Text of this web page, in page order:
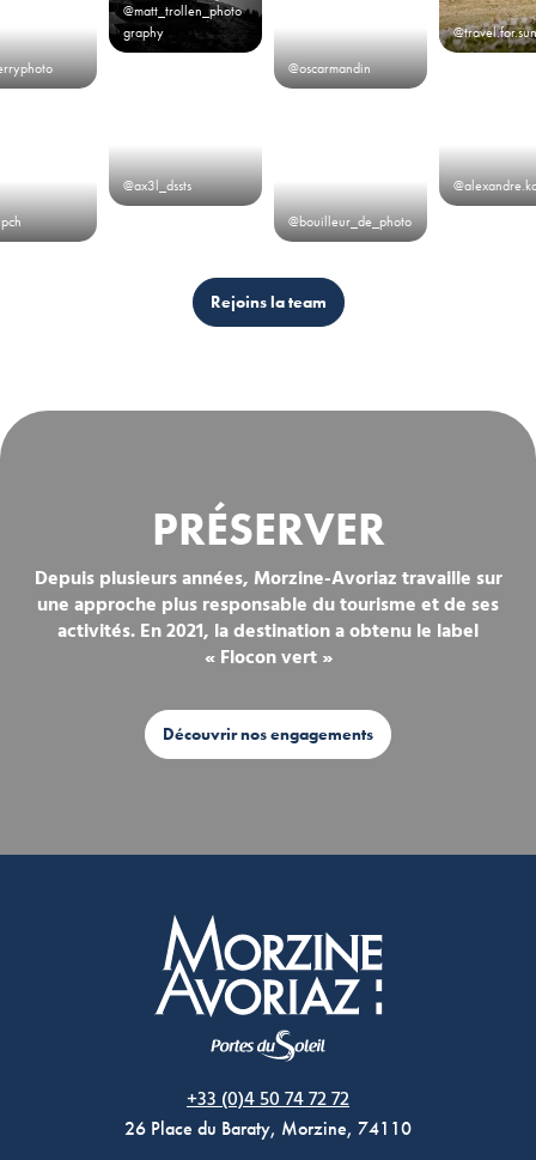
@matt_trollen_photo
graphy
@ax3l_dssts
@oscarmandin
@bouilleur_de_photo
Rejoins la team
PRÉSERVER
Depuis plusieurs années, Morzine-Avoriaz travaille sur
une approche plus responsable du tourisme et de ses
activités. En 2021, la destination a obtenu le label
« Flocon vert »
Découvrir nos engagements
+33 (0)4 50 74 72 72
26 Place du Baraty, Morzine, 74110